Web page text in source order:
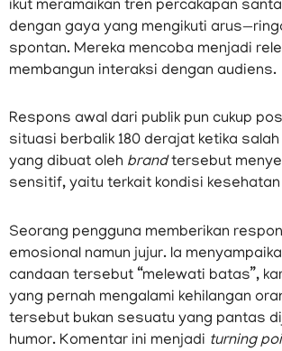
ikut meramaikan tren percakapan
dengan gaya yang mengikuti
spontan. Mereka mencoba menjadi
membangun interaksi dengan audiens.
Respons awal dari publik pun cukup
situasi berbalik 180 derajat ketika
yang dibuat oleh brandtersebut
sensitif, yaitu terkait kondisi
Seorang pengguna memberikan
emosional namun jujur. Ia
candaan tersebut “melewati batas”,
yang pernah mengalami kehilangan
tersebut bukan sesuatu yang pantas
humor. Komentar ini menjadi turning